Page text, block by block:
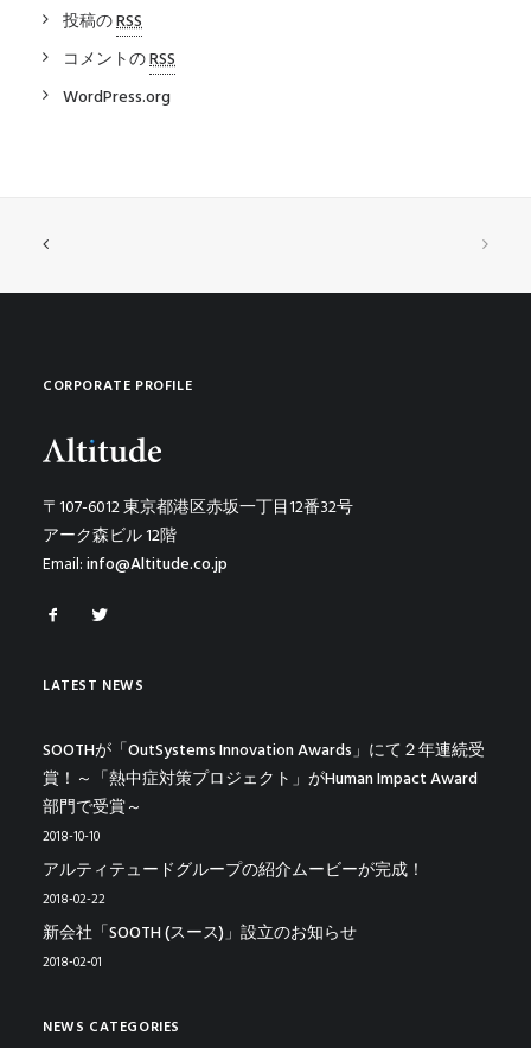
投稿のRSS
コメントのRSS
WordPress.org
CORPORATE PROFILE
〒107-6012 東京都港区赤坂一丁目12番32号
アーク森ビル 12階
Email:info@Altitude.co.jp
LATEST NEWS
SOOTHが「OutSystems Innovation Awards」にて２年連続受
賞！～「熱中症対策プロジェクト」がHuman Impact Award
部門で受賞～
2018-10-10
アルティテュードグループの紹介ムービーが完成！
2018-02-22
新会社「SOOTH (スース)」設立のお知らせ
2018-02-01
NEWS CATEGORIES